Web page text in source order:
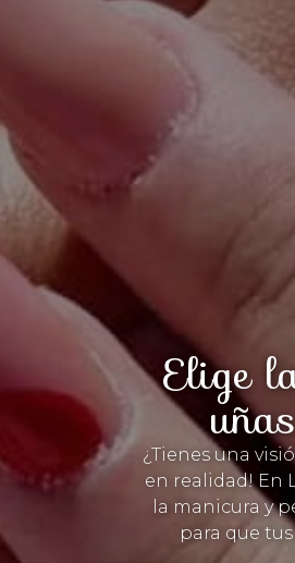
Elige
¿Tienes una
en realidad! En
la manicura y
para que